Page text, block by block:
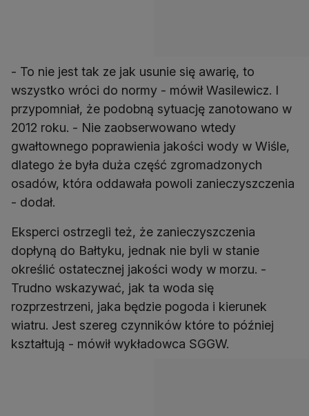
- To nie jest tak ze jak usunie się awarię, to
wszystko wróci do normy - mówił Wasilewicz. I
przypomniał, że podobną sytuację zanotowano w
2012 roku. - Nie zaobserwowano wtedy
gwałtownego poprawienia jakości wody w Wiśle,
dlatego że była duża część zgromadzonych
osadów, która oddawała powoli zanieczyszczenia
- dodał.
Eksperci ostrzegli też, że zanieczyszczenia
dopłyną do Bałtyku, jednak nie byli w stanie
określić ostatecznej jakości wody w morzu. -
Trudno wskazywać, jak ta woda się
rozprzestrzeni, jaka będzie pogoda i kierunek
wiatru. Jest szereg czynników które to później
kształtują - mówił wykładowca SGGW.